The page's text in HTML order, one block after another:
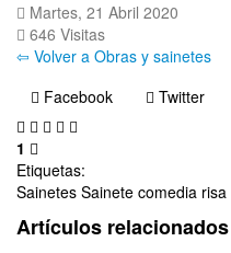
Martes, 21 Abril 2020
646 Visitas
⇦ Volver a Obras y sainetes
Facebook
Twitter
1
Etiquetas:
Sainetes Sainete comedia risa
Artículos relacionados